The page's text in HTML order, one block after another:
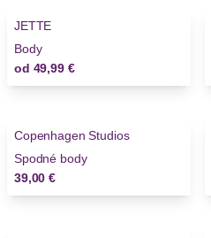
JETTE
Body
od 49,99 €
Copenhagen Studios
Spodné body
39,00 €